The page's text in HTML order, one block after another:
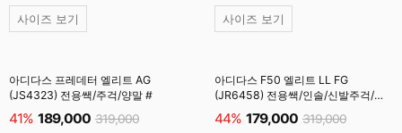
사이즈 보기 사이즈 보기
아디다스 프레데터 엘리트 AG
(JS4323) 전용쌕/주걱/양말 #
41% 189,000 319,000
아디다스 F50 엘리트 LL FG
(JR6458) 전용쌕/인솔/신발주걱/
양말 #
44% 179,000 319,000